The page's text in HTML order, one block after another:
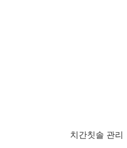
치간칫솔 관리